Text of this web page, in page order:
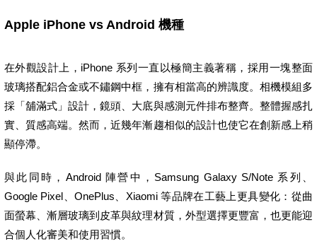
Apple iPhone vs Android 機種
在外觀設計上，iPhone 系列一直以極簡主義著稱，採用一塊整面
玻璃搭配鋁合金或不鏽鋼中框，擁有相當高的辨識度。相機模組多
採「舖滿式」設計，鏡頭、大底與感測元件排布整齊。整體握感扎
實、質感高端。然而，近幾年漸趨相似的設計也使它在創新感上稍
顯停滯。
與此同時，Android 陣營中，Samsung Galaxy S/Note 系列、
Google Pixel、OnePlus、Xiaomi 等品牌在工藝上更具變化：從曲
面螢幕、漸層玻璃到皮革與紋理材質，外型選擇更豐富，也更能迎
合個人化審美和使用習慣。